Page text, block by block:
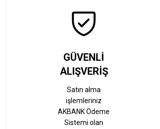
GÜVENLİ
ALIŞVERİŞ
Satın alma
işlemleriniz
AKBANK Ödeme
Sistemi olan